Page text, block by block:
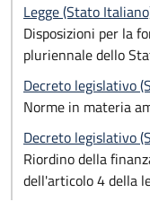
Legge (Stato
Disposizioni per la
pluriennale dello
Decreto legislativo
Norme in materia
Decreto legislativo
Riordino della
dell'articolo 4 della